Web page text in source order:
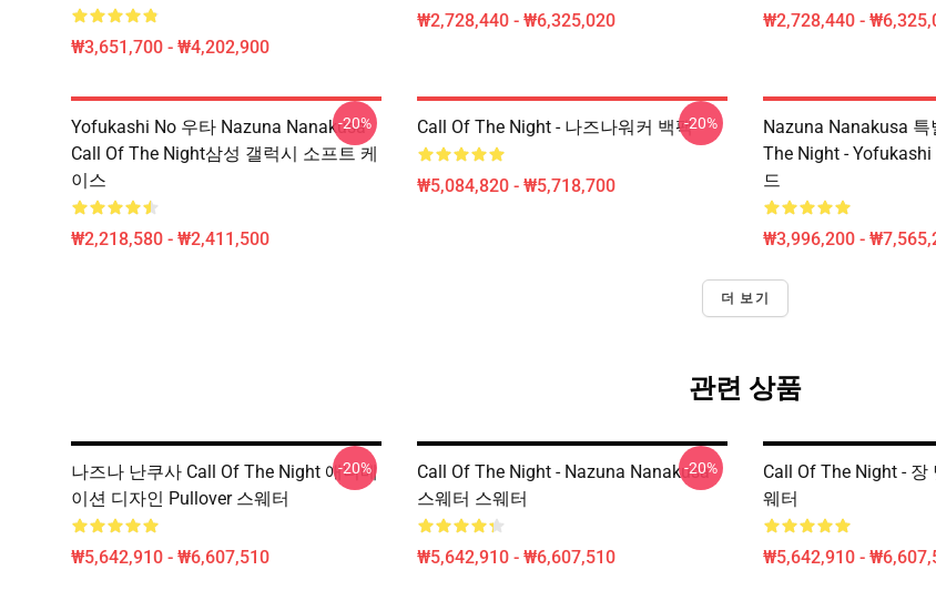
₩3,651,700 - ₩4,202,900
₩2,728,440 - ₩6,325,020 ₩2,728,440 -
Yofukashi No 우타 Nazuna Nanakusa
Call Of The Night삼성 갤럭시 소프트 케
이스
₩2,218,580 - ₩2,411,500
-20% Call Of The Night - 나즈나워커 백팩
₩5,084,820 - ₩5,718,700
-20%
Nazuna Nanakusa 특
The Night - Yofukashi
드
₩3,996,200 -
더 보기
관련 상품
나즈나 난쿠사 Call Of The Night 애니메
이션 디자인 Pullover 스웨터
₩5,642,910 - ₩6,607,510
-20%
Call Of The Night - Nazuna Nanakusa
스웨터 스웨터
₩5,642,910 - ₩6,607,510
-20%
Call Of The Night - 장
웨터
₩5,642,910 -